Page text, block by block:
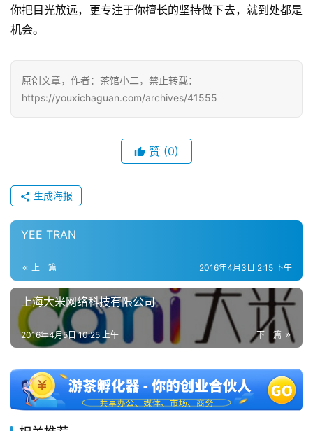
0
茶
对
上
海
中
文
中
国
)
你把目光放远，更专注于你擅长的坚持做下去，就到处都是
机会。
原创文章，作者：茶馆小二，禁止转载：
https://youxichaguan.com/archives/41555
赞 (0)
生成海报
YEE TRAN
上一篇 2016年4月3日 2:15 下午
上海大米网络科技有限公司
下一篇
2016年4月5日 10:25 上午